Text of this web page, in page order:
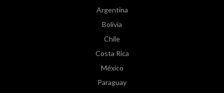
Argentina
Bolivia
Chile
Costa Rica
México
Paraguay